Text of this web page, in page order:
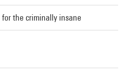
for the criminally insane